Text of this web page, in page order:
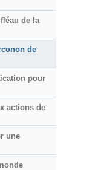
de la
de
pour
actions de
une